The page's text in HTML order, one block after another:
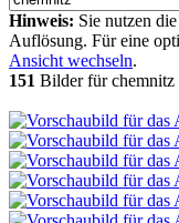
Hinweis: Sie nutzen
Auflösung. Für eine
Ansicht wechseln.
151 Bilder für chemnitz